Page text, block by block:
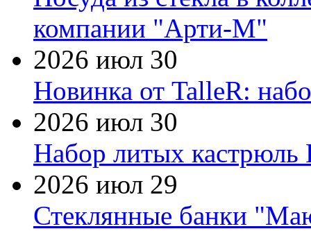
компании "Арти-М"
2026 июл 30
Новинка от TalleR:
2026 июл 30
Набор литых кастрюль
2026 июл 29
Стеклянные банки